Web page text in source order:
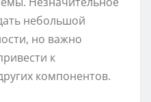
небольшой
но важно
к
компонентов.